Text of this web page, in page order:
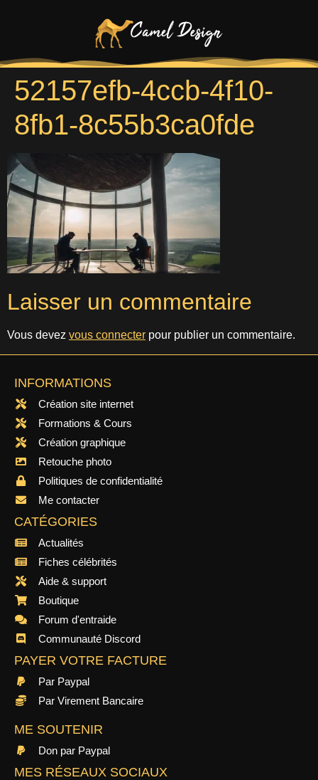
52157efb-4ccb-4f10-
8fb1-8c55b3ca0fde
Laisser un commentaire
Vous devez vous connecter pour publier un commentaire.
INFORMATIONS
Création site internet
Formations & Cours
Création graphique
Retouche photo
Politiques de confidentialité
Me contacter
CATÉGORIES
Actualités
Fiches célébrités
Aide & support
Boutique
Forum d'entraide
Communauté Discord
PAYER VOTRE FACTURE
Par Paypal
Par Virement Bancaire
ME SOUTENIR
Don par Paypal
MES RÉSEAUX SOCIAUX